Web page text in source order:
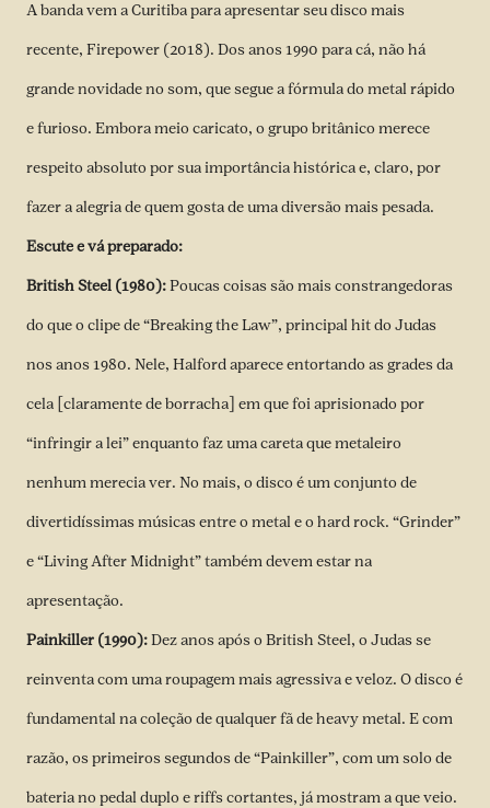
A banda vem a Curitiba para apresentar seu disco mais
recente, Firepower (2018). Dos anos 1990 para cá, não há
grande novidade no som, que segue a fórmula do metal rápido
e furioso. Embora meio caricato, o grupo britânico merece
respeito absoluto por sua importância histórica e, claro, por
fazer a alegria de quem gosta de uma diversão mais pesada.
Escute e vá preparado:
British Steel (1980):Poucas coisas são mais constrangedoras
do que o clipe de “Breaking the Law”, principal hit do Judas
nos anos 1980. Nele, Halford aparece entortando as grades da
cela [claramente de borracha] em que foi aprisionado por
“infringir a lei” enquanto faz uma careta que metaleiro
nenhum merecia ver. No mais, o disco é um conjunto de
divertidíssimas músicas entre o metal e o hard rock. “Grinder”
e “Living After Midnight” também devem estar na
apresentação.
Painkiller (1990):Dez anos após o British Steel, o Judas se
reinventa com uma roupagem mais agressiva e veloz. O disco é
fundamental na coleção de qualquer fã de heavy metal. E com
razão, os primeiros segundos de “Painkiller”, com um solo de
bateria no pedal duplo e riffs cortantes, já mostram a que veio.